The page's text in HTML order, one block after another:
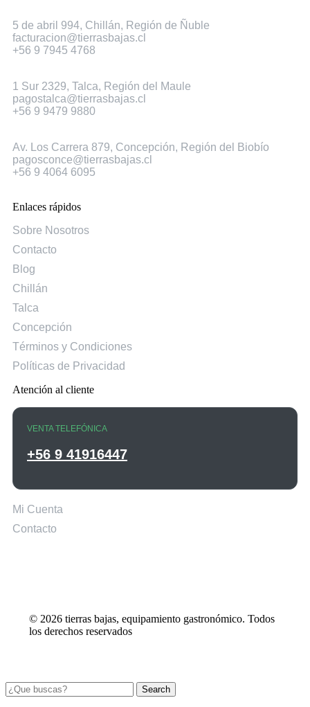
5 de abril 994, Chillán, Región de Ñuble
facturacion@tierrasbajas.cl
+56 9 7945 4768
1 Sur 2329, Talca, Región del Maule
pagostalca@tierrasbajas.cl
+56 9 9479 9880
Av. Los Carrera 879, Concepción, Región del Biobío
pagosconce@tierrasbajas.cl
+56 9 4064 6095
Enlaces rápidos
Sobre Nosotros
Contacto
Blog
Chillán
Talca
Concepción
Términos y Condiciones
Políticas de Privacidad
Atención al cliente
VENTA TELEFÓNICA
+56 9 41916447
Mi Cuenta
Contacto
© 2026 tierras bajas, equipamiento gastronómico. Todos
los derechos reservados
Search